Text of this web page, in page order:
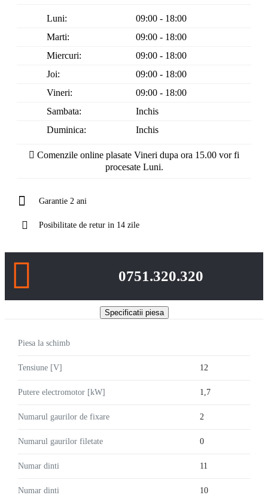
Luni:
09:00 - 18:00
Marti:
09:00 - 18:00
Miercuri:
09:00 - 18:00
Joi:
09:00 - 18:00
Vineri:
09:00 - 18:00
Sambata:
Inchis
Duminica:
Inchis
Comenzile online plasate Vineri dupa ora 15.00 vor fi
procesate Luni.
Garantie 2 ani
Posibilitate de retur in 14 zile
0751.320.320
Specificatii piesa
Piesa la schimb
Tensiune [V] 12
Putere electromotor [kW] 1,7
Numarul gaurilor de fixare 2
Numarul gaurilor filetate 0
Numar dinti 11
Numar dinti 10